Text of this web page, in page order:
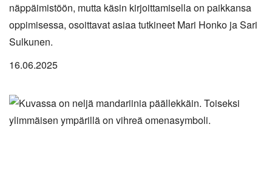
näppäimistöön, mutta käsin kirjoittamisella on paikkansa
oppimisessa, osoittavat asiaa tutkineet Mari Honko ja Sari
Sulkunen.
16.06.2025